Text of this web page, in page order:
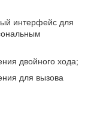
интерфейс для
двойного хода;
для вызова